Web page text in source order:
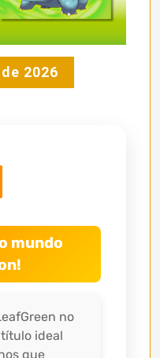
2026
mundo
no
ideal
que